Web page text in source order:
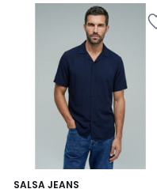
SALSA JEANS
3